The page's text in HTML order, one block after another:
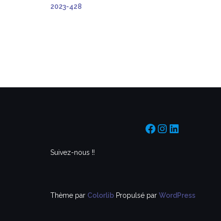
2023-428
https://
https://
https://
Suivez-nous !!
Thème par Colorlib Propulsé par WordPress